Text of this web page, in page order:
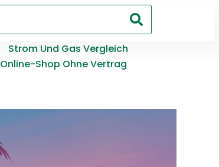
Strom Und Gas Vergleich
Online-Shop Ohne Vertrag